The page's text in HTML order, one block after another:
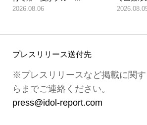
2026.08.06
プレスリリース送付先
※プレスリリースなど掲載に関
らまでご連絡ください。
press@idol-report.com